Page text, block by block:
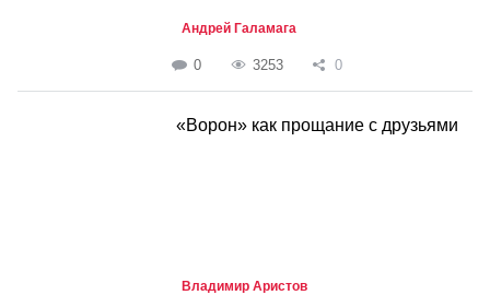
Андрей Галамага
0 3253 0
«Ворон» как прощание с друзьями
Владимир Аристов